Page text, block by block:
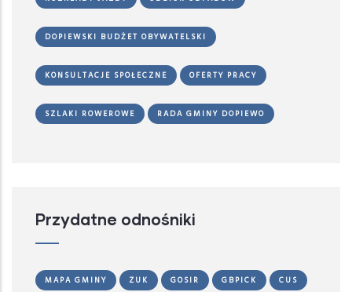
DOPIEWSKI BUDŻET OBYWATELSKI
KONSULTACJE SPOŁECZNE OFERTY PRACY
SZLAKI ROWEROWE RADA GMINY DOPIEWO
Przydatne odnośniki
MAPA GMINY ZUK GOSIR GBPICK CUS